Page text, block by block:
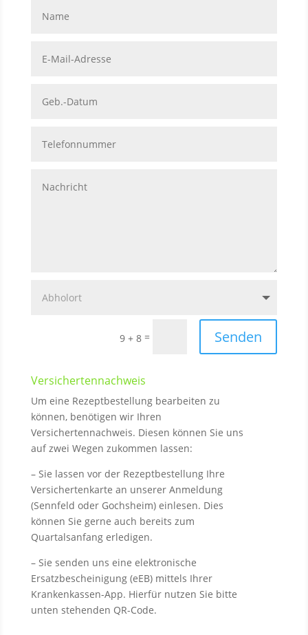
9 + 8 = Senden
Versichertennachweis
Um eine Rezeptbestellung bearbeiten zu
können, benötigen wir Ihren
Versichertennachweis. Diesen können Sie uns
auf zwei Wegen zukommen lassen:
– Sie lassen vor der Rezeptbestellung Ihre
Versichertenkarte an unserer Anmeldung
(Sennfeld oder Gochsheim) einlesen. Dies
können Sie gerne auch bereits zum
Quartalsanfang erledigen.
– Sie senden uns eine elektronische
Ersatzbescheinigung (eEB) mittels Ihrer
Krankenkassen-App. Hierfür nutzen Sie bitte
unten stehenden QR-Code.